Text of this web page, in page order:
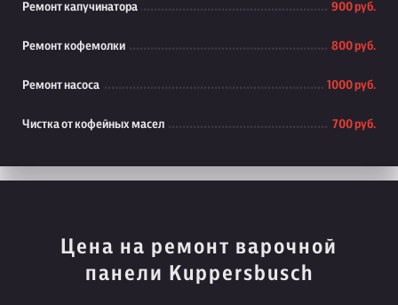
Ремонт капучинатора 900 руб.
Ремонт кофемолки 800 руб.
Ремонт насоса 1000 руб.
Чистка от кофейных масел 700 руб.
Цена на ремонт варочной
панели Kuppersbusch